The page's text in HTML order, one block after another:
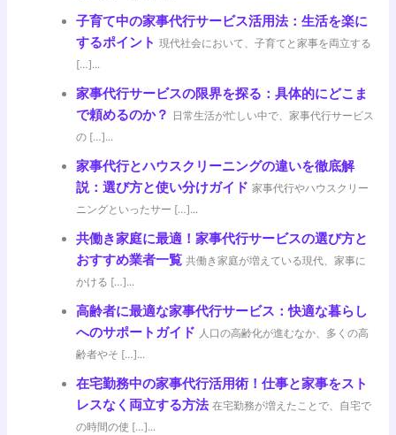
子育て中の家事代行サービス活用法：生活を楽に
するポイント 現代社会において、子育てと家事を両立する
[…]...
家事代行サービスの限界を探る：具体的にどこま
で頼めるのか？
日常生活が忙しい中で、家事代行サービス
の […]...
家事代行とハウスクリーニングの違いを徹底解
説：選び方と使い分けガイド 家事代行やハウスクリー
ニングといったサー […]...
共働き家庭に最適！家事代行サービスの選び方と
おすすめ業者一覧 共働き家庭が増えている現代、家事に
かける […]...
高齢者に最適な家事代行サービス：快適な暮らし
へのサポートガイド 人口の高齢化が進むなか、多くの高
齢者やそ […]...
在宅勤務中の家事代行活用術！仕事と家事をスト
レスなく両立する方法 在宅勤務が増えたことで、自宅で
の時間の使 […]...